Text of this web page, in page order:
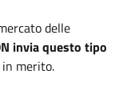
delle
invia questo tipo
merito.